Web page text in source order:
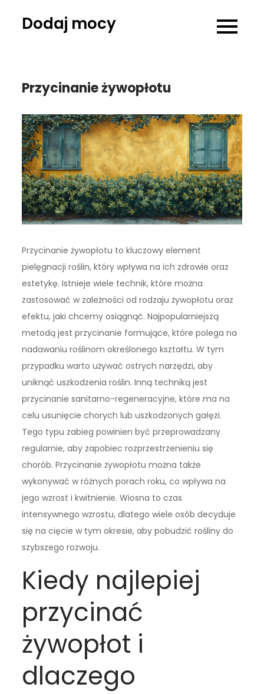
Dodaj mocy
Przycinanie żywopłotu
Przycinanie żywopłotu to kluczowy element
pielęgnacji roślin, który wpływa na ich zdrowie oraz
estetykę. Istnieje wiele technik, które można
zastosować w zależności od rodzaju żywopłotu oraz
efektu, jaki chcemy osiągnąć. Najpopularniejszą
metodą jest przycinanie formujące, które polega na
nadawaniu roślinom określonego kształtu. W tym
przypadku warto używać ostrych narzędzi, aby
uniknąć uszkodzenia roślin. Inną techniką jest
przycinanie sanitarno-regeneracyjne, które ma na
celu usunięcie chorych lub uszkodzonych gałęzi.
Tego typu zabieg powinien być przeprowadzany
regularnie, aby zapobiec rozprzestrzenieniu się
chorób. Przycinanie żywopłotu można także
wykonywać w różnych porach roku, co wpływa na
jego wzrost i kwitnienie. Wiosna to czas
intensywnego wzrostu, dlatego wiele osób decyduje
się na cięcie w tym okresie, aby pobudzić rośliny do
szybszego rozwoju.
Kiedy najlepiej
przycinać
żywopłot i
dlaczego